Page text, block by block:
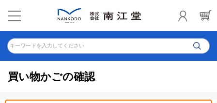
キーワードを入力してください
買い物かごの確認